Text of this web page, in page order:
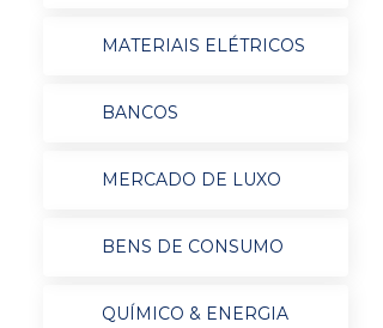
MATERIAIS ELÉTRICOS
BANCOS
MERCADO DE LUXO
BENS DE CONSUMO
QUÍMICO & ENERGIA